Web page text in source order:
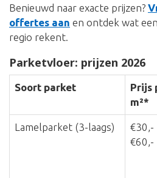
Benieuwd naar exacte prijzen?
offertes aan en ontdek wat
regio rekent.
Parketvloer: prijzen 2026
Soort parket
Prijs
m²*
Lamelparket (3-laags)
€60,-